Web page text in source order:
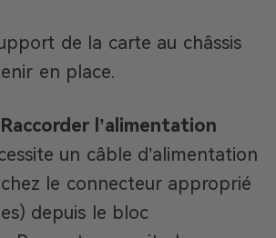
de la carte au châssis
en place.
l’alimentation
un câble d’alimentation
le connecteur approprié
depuis le bloc